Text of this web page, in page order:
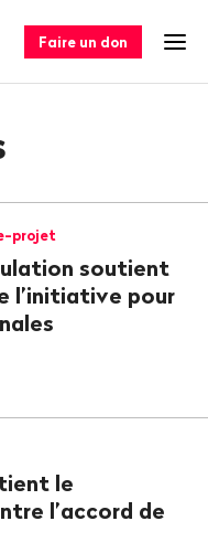
Faire un don
projet
soutient
l’initiative pour
le
l’accord de